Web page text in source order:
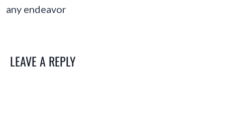
any endeavor
LEAVE A REPLY